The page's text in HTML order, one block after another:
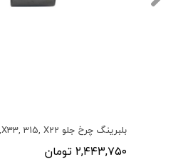
۲,۴۴۳,۷۵۰ تومان